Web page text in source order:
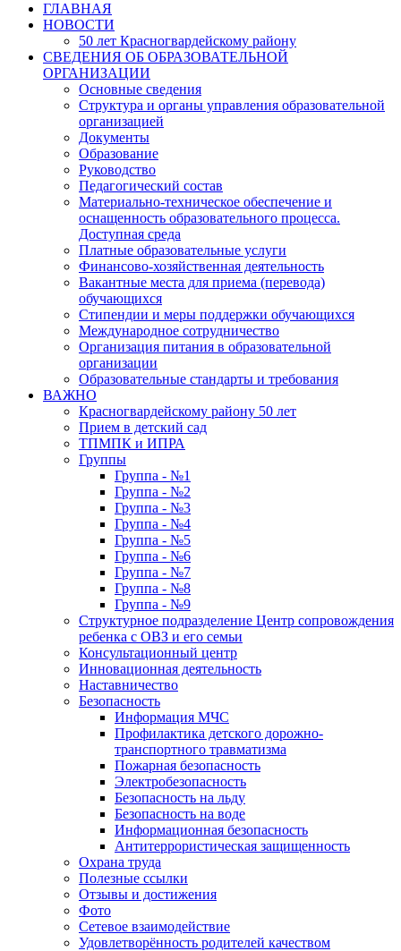
ГЛАВНАЯ
НОВОСТИ
50 лет Красногвардейскому району
СВЕДЕНИЯ ОБ ОБРАЗОВАТЕЛЬНОЙ
ОРГАНИЗАЦИИ
Основные сведения
Структура и органы управления образовательной
организацией
Документы
Образование
Руководство
Педагогический состав
Материально-техническое обеспечение и
оснащенность образовательного процесса.
Доступная среда
Платные образовательные услуги
Финансово-хозяйственная деятельность
Вакантные места для приема (перевода)
обучающихся
Стипендии и меры поддержки обучающихся
Международное сотрудничество
Организация питания в образовательной
организации
Образовательные стандарты и требования
ВАЖНО
Красногвардейскому району 50 лет
Прием в детский сад
ТПМПК и ИПРА
Группы
Группа - №1
Группа - №2
Группа - №3
Группа - №4
Группа - №5
Группа - №6
Группа - №7
Группа - №8
Группа - №9
Структурное подразделение Центр сопровождения
ребенка с ОВЗ и его семьи
Консультационный центр
Инновационная деятельность
Наставничество
Безопасность
Информация МЧС
Профилактика детского дорожно-
транспортного травматизма
Пожарная безопасность
Электробезопасность
Безопасность на льду
Безопасность на воде
Информационная безопасность
Антитеррористическая защищенность
Охрана труда
Полезные ссылки
Отзывы и достижения
Фото
Сетевое взаимодействие
Удовлетворённость родителей качеством